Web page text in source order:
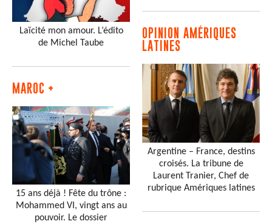
Laïcité mon amour. L’édito
de Michel Taube
MAROC +
15 ans déjà ! Fête du trône :
Mohammed VI, vingt ans au
pouvoir. Le dossier
OPINION AMÉRIQUES
LATINES
Argentine – France, destins
croisés. La tribune de
Laurent Tranier, Chef de
rubrique Amériques latines